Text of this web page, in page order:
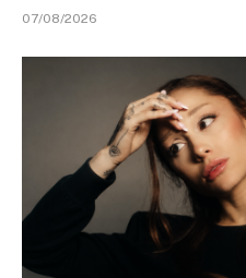
07/08/2026